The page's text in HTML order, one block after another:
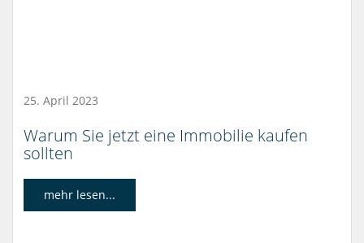
25. April 2023
Warum Sie jetzt eine Immobilie kaufen
sollten
mehr lesen...